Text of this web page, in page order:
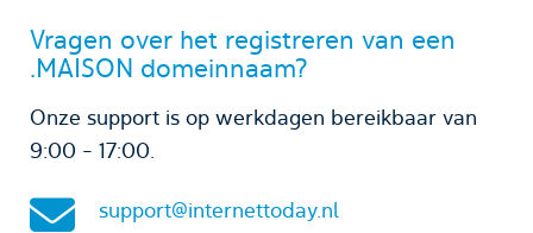
Vragen over het registreren van een
.MAISON domeinnaam?
Onze support is op werkdagen bereikbaar van
9:00 - 17:00.
support@internettoday.nl